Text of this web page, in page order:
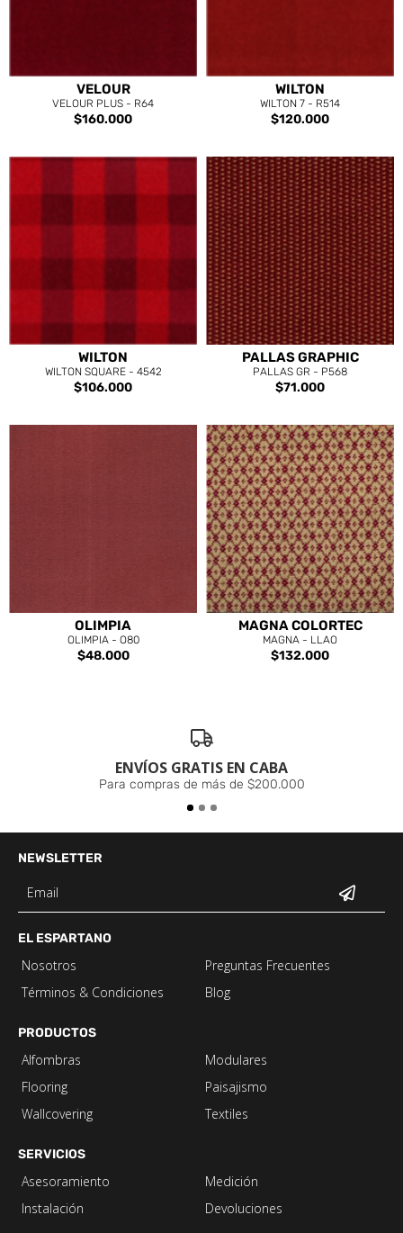
VELOUR
VELOUR PLUS - R64
$160.000
WILTON
WILTON 7 - R514
$120.000
WILTON
WILTON SQUARE - 4542
$106.000
PALLAS GRAPHIC
PALLAS GR - P568
$71.000
OLIMPIA
OLIMPIA - O80
$48.000
MAGNA COLORTEC
MAGNA - LLAO
$132.000
ENVÍOS GRATIS EN CABA
Para compras de más de $200.000
NEWSLETTER
EL ESPARTANO
Nosotros
Preguntas Frecuentes
Términos & Condiciones
Blog
PRODUCTOS
Alfombras
Modulares
Flooring
Paisajismo
Wallcovering
Textiles
SERVICIOS
Asesoramiento
Medición
Instalación
Devoluciones